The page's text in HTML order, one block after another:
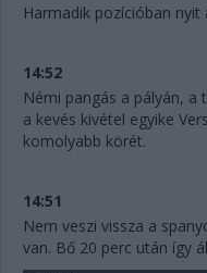
Harmadik pozícióban
14:52
Némi pangás a pályán, a
a kevés kivétel egyike
komolyabb körét.
14:51
Nem veszi vissza a
van. Bő 20 perc után így